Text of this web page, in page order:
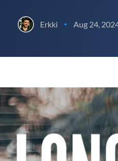
Erkki • Aug 24,